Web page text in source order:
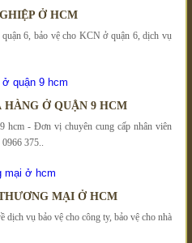
Ở HCM
6, bảo vệ cho KCN ở quận 6, dịch vụ
Ở QUẬN 9 HCM
hcm - Đơn vị chuyên cung cấp nhân viên
375..
MẠI Ở HCM
dịch vụ bảo vệ cho công ty, bảo vệ cho nhà